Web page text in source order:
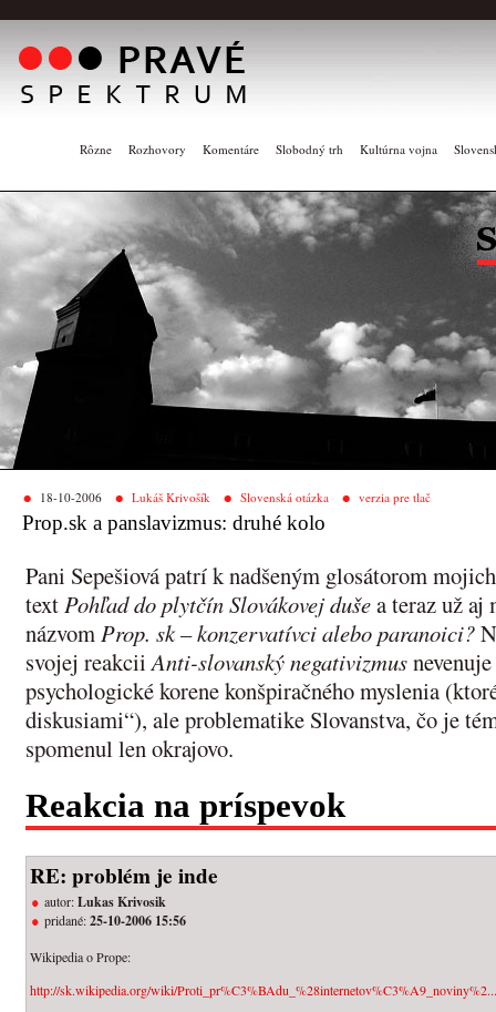
Rôzne Rozhovory Komentáre Slobodný trh Kultúrna vojna
18-10-2006 Lukáš Krivošík Slovenská otázka verzia pre tlač
Prop.sk a panslavizmus: druhé kolo
Pani Sepešiová patrí k nadšeným glosátorom
textPohľad do plytčín Slovákovej dušea teraz už aj
názvomProp. sk – konzervatívci alebo paranoici?
svojej reakciiAnti-slovanský negativizmus
psychologické korene konšpiračného myslenia
diskusiami“), ale problematike Slovanstva, čo je
spomenul len okrajovo.
Reakcia na príspevok
RE: problém je inde
autor:Lukas Krivosik
pridané:25-10-2006 15:56
Wikipedia o Prope:
http://sk.wikipedia.org/wiki/Proti_pr%C3%BAdu_%28internetov%C3%A9_noviny%2...